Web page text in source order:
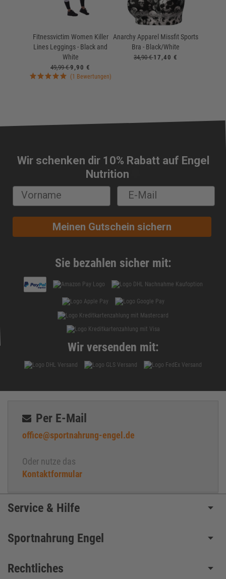
Fitnessvictim Women Killer
Lines Leggings - Black and
White
49,99 €9,90 €
(1 Bewertungen)
Anarchy Apparel Missfit Sports
Bra - Black/White
34,90 €17,40 €
Wir schenken dir 10% Rabatt auf Engel
Nutrition
Meinen Gutschein sichern
Sie bezahlen sicher mit:
Wir versenden mit:
Per E-Mail
office@sportnahrung-engel.de
Oder nutze das
Kontaktformular
Service & Hilfe
Sportnahrung Engel
Rechtliches